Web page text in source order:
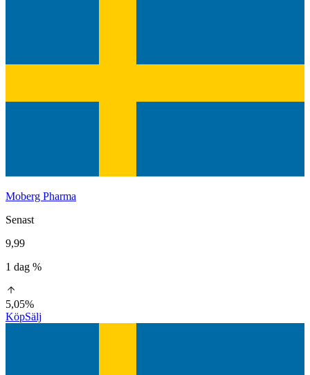
Moberg Pharma
Senast
9,99
1 dag %
5,05%
KöpSälj